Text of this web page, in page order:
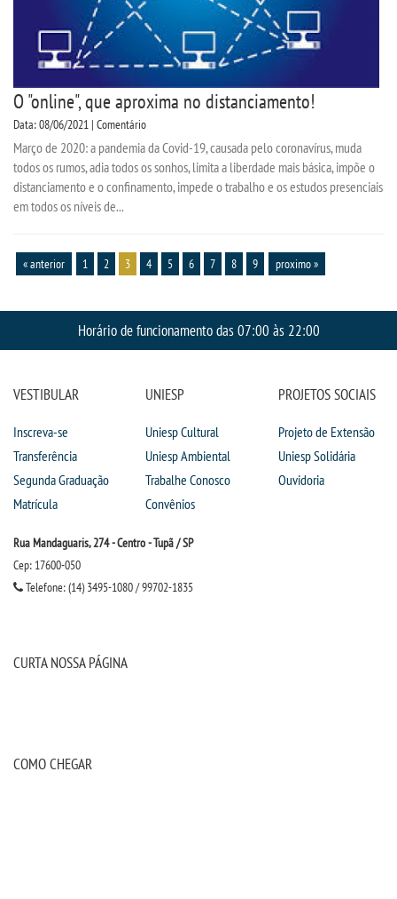
O "online", que aproxima no distanciamento!
Data: 08/06/2021 | Comentário
Março de 2020: a pandemia da Covid-19, causada pelo coronavírus, muda
todos os rumos, adia todos os sonhos, limita a liberdade mais básica, impõe o
distanciamento e o confinamento, impede o trabalho e os estudos presenciais
em todos os níveis de...
« anterior 1 2 3 4 5 6 7 8 9 proximo »
Horário de funcionamento das 07:00 às 22:00
VESTIBULAR
Inscreva-se
Transferência
Segunda Graduação
Matrícula
UNIESP
Uniesp Cultural
Uniesp Ambiental
Trabalhe Conosco
Convênios
PROJETOS SOCIAIS
Projeto de Extensão
Uniesp Solidária
Ouvidoria
Rua Mandaguaris, 274 - Centro - Tupã / SP
Cep: 17600-050
Telefone: (14) 3495-1080 / 99702-1835
CURTA NOSSA PÁGINA
COMO CHEGAR